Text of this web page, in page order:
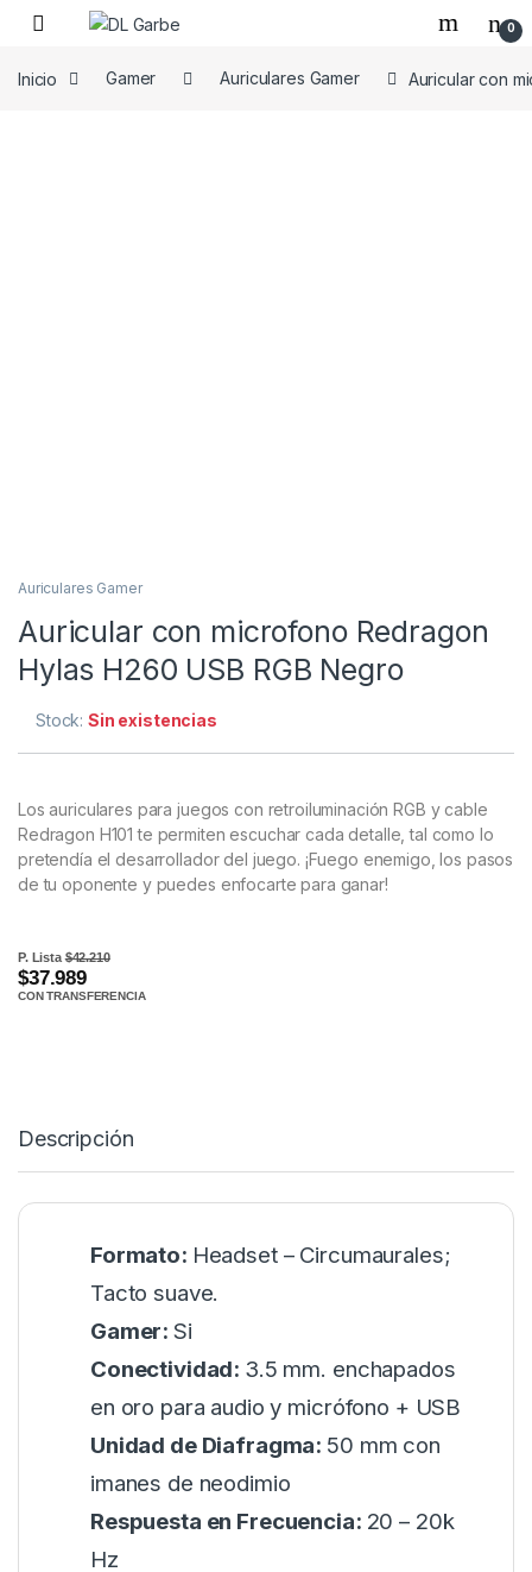
0
Inicio Gamer Auriculares Gamer Auricular con
Auriculares Gamer
Auricular con microfono Redragon
Hylas H260 USB RGB Negro
Stock:Sin existencias
Los auriculares para juegos con retroiluminación RGB y cable
Redragon H101 te permiten escuchar cada detalle, tal como lo
pretendía el desarrollador del juego. ¡Fuego enemigo, los pasos
de tu oponente y puedes enfocarte para ganar!
P. Lista$42.210
$37.989
CON TRANSFERENCIA
Descripción
Formato: Headset – Circumaurales;
Tacto suave.
Gamer:Si
Conectividad: 3.5 mm. enchapados
en oro para audio y micrófono + USB
Unidad de Diafragma: 50 mm con
imanes de neodimio
Respuesta en Frecuencia: 20 – 20k
Hz